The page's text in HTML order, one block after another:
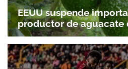
EEUU suspende
productor de aguacate